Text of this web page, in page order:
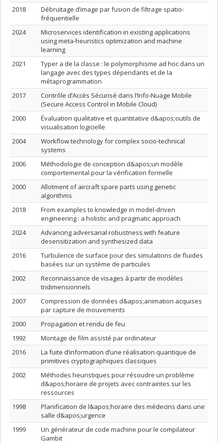
2018
Débruitage d’image par fusion de filtrage spatio-
fréquentielle
2024
Microservices identification in existing applications
using meta-heuristics optimization and machine
learning
2021
Typer a de la classe : le polymorphisme ad hoc dans un
langage avec des types dépendants et de la
métaprogrammation
2017
Contrôle d’Accès Sécurisé dans l’Info-Nuage Mobile
(Secure Access Control in Mobile Cloud)
2000
Évaluation qualitative et quantitative d&apos;outils de
visualisation logicielle
2004
Workflow technology for complex socio-technical
systems
2006
Méthodologie de conception d&apos;un modèle
comportemental pour la vérification formelle
2000
Allotment of aircraft spare parts using genetic
algorithms
2018
From examples to knowledge in model-driven
engineering : a holistic and pragmatic approach
2024
Advancing adversarial robustness with feature
desensitization and synthesized data
2016
Turbulence de surface pour des simulations de fluides
basées sur un système de particules
2002
Reconnaissance de visages à partir de modèles
tridimensionnels
2007
Compression de données d&apos;animation acquises
par capture de mouvements
2000
Propagation et rendu de feu
1992
Montage de film assisté par ordinateur
2016
La fuite d’information d’une réalisation quantique de
primitives cryptographiques classiques
2002
Méthodes heuristiques pour résoudre un problème
d&apos;horaire de projets avec contraintes sur les
ressources
1998
Planification de l&apos;horaire des médecins dans une
salle d&apos;urgence
1999
Un générateur de code machine pour le compilateur
Gambit